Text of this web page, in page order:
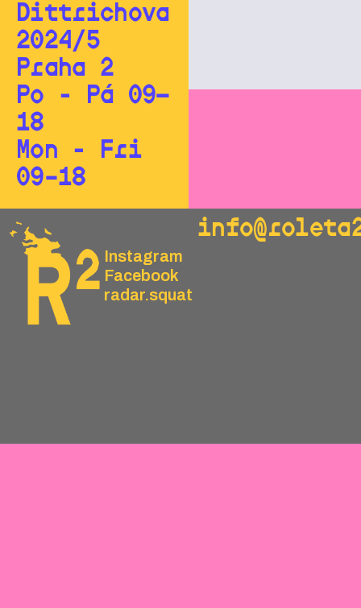
Dittrichova
2024/5
Praha 2
Po - Pá 09—
18
Mon - Fri
09–18
Instagram
Facebook
radar.squat